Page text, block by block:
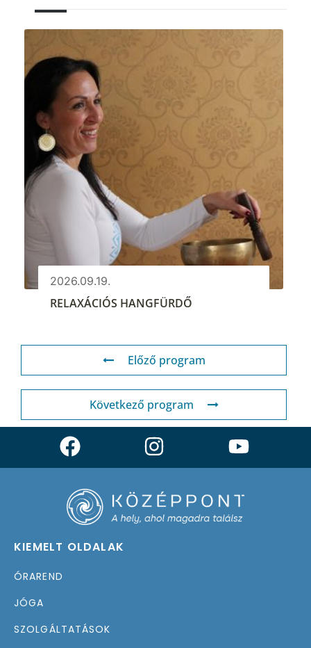
2026.09.19.
RELAXÁCIÓS HANGFÜRDŐ
Előző program
Következő program
KIEMELT OLDALAK
ÓRAREND
JÓGA
SZOLGÁLTATÁSOK